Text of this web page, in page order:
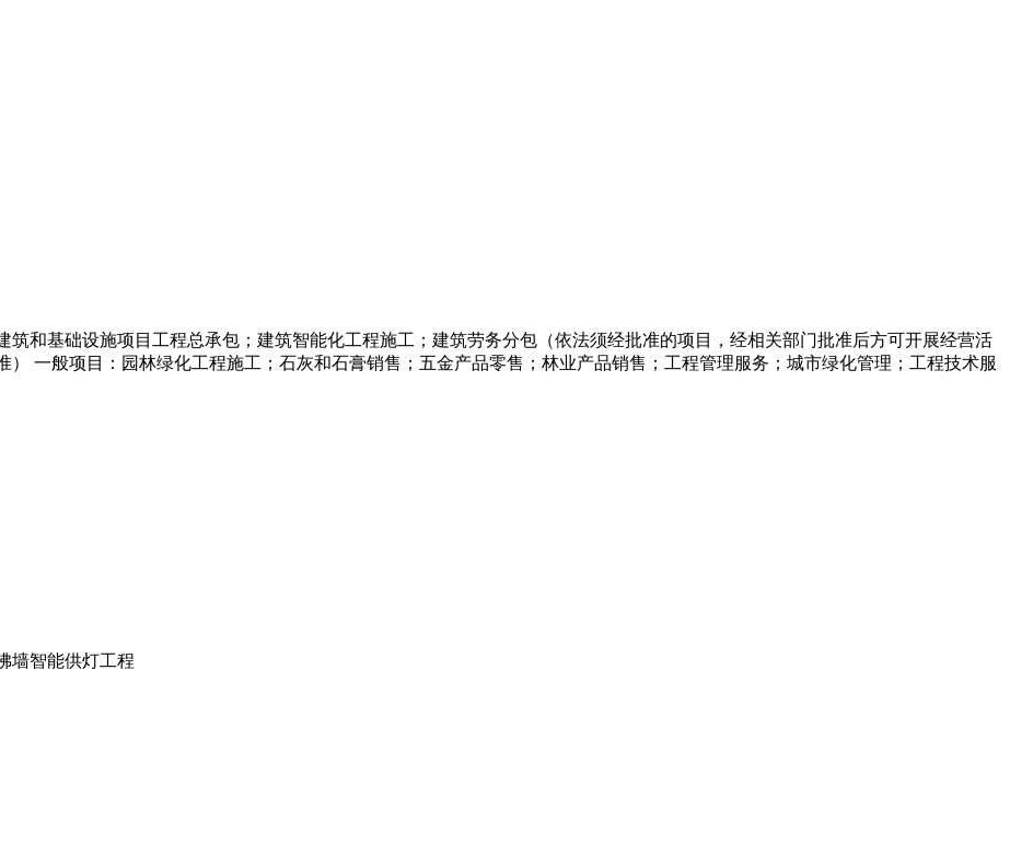
和基础设施项目工程总承包；建筑智能化工程施工；建筑劳务分包（依法须经批准的项目，经相关部门批准后方可开展经营活
一般项目：园林绿化工程施工；石灰和石膏销售；五金产品零售；林业产品销售；工程管理服务；城市绿化管理；工程技术服
墙智能供灯工程